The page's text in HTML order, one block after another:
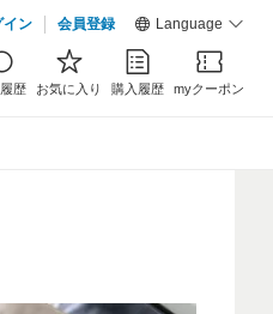
イン 会員登録 Language
歴 お気に入り 購入履歴 myクーポン